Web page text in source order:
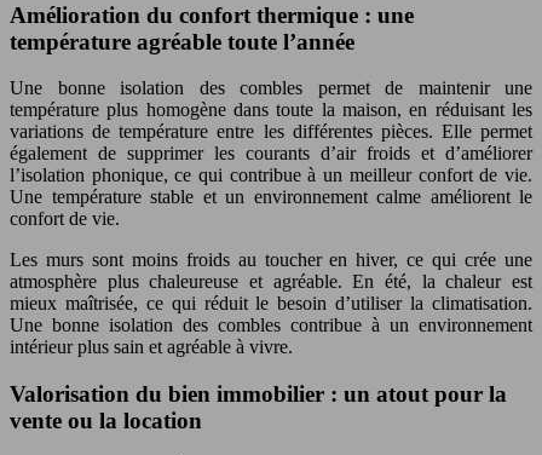
Amélioration du confort thermique : une
température agréable toute l’année
Une bonne isolation des combles permet de maintenir une
température plus homogène dans toute la maison, en réduisant les
variations de température entre les différentes pièces. Elle permet
également de supprimer les courants d’air froids et d’améliorer
l’isolation phonique, ce qui contribue à un meilleur confort de vie.
Une température stable et un environnement calme améliorent le
confort de vie.
Les murs sont moins froids au toucher en hiver, ce qui crée une
atmosphère plus chaleureuse et agréable. En été, la chaleur est
mieux maîtrisée, ce qui réduit le besoin d’utiliser la climatisation.
Une bonne isolation des combles contribue à un environnement
intérieur plus sain et agréable à vivre.
Valorisation du bien immobilier : un atout pour la
vente ou la location